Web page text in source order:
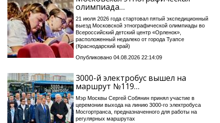
олимпиада…
21 июля 2026 года стартовал пятый экспедиционный
выезд Московской этнографической олимпиады во
Всероссийский детский центр «Орленок»,
расположенный недалеко от города Туапсе
(Краснодарский край)
Опубликовано 04.08.2026 22:14:09
3000-й электробус вышел на
маршрут №119…
Мэр Москвы Сергей Собянин принял участие в
церемонии выхода на линию 3000-го электробуса
Мосгортранса, предназначенного для работы на
регулярных маршрутах